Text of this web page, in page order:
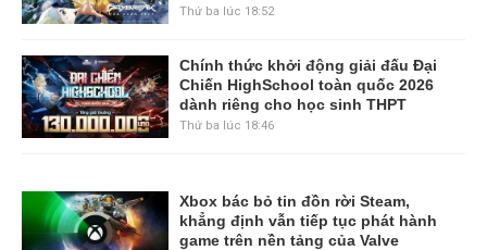
Thứ ba lúc 18:52
Chính thức khởi động giải đấu Đại
Chiến HighSchool toàn quốc 2026
dành riêng cho học sinh THPT
Thứ ba lúc 18:46
Xbox bác bỏ tin đồn rời Steam,
khẳng định vẫn tiếp tục phát hành
game trên nền tảng của Valve